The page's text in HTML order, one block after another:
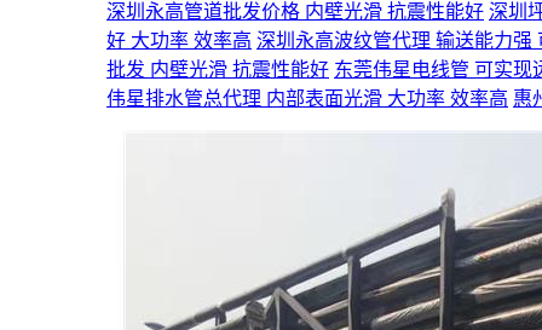
深圳永高管道批发价格 内壁光滑 抗震性能好 深圳
好 大功率 效率高 深圳永高波纹管代理 输送能力强
批发 内壁光滑 抗震性能好 东莞伟星电线管 可实现
伟星排水管总代理 内部表面光滑 大功率 效率高 惠